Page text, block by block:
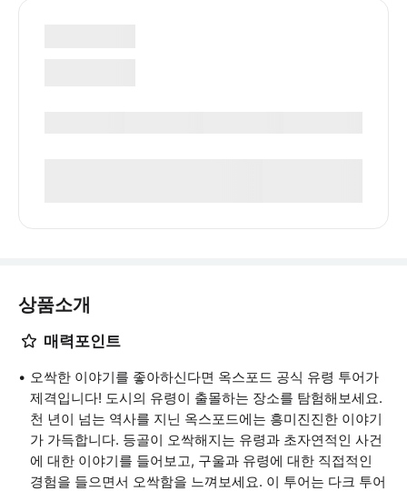
상품소개
매력포인트
오싹한 이야기를 좋아하신다면 옥스포드 공식 유령 투어가
제격입니다! 도시의 유령이 출몰하는 장소를 탐험해보세요.
천 년이 넘는 역사를 지닌 옥스포드에는 흥미진진한 이야기
가 가득합니다. 등골이 오싹해지는 유령과 초자연적인 사건
에 대한 이야기를 들어보고, 구울과 유령에 대한 직접적인
경험을 들으면서 오싹함을 느껴보세요. 이 투어는 다크 투어